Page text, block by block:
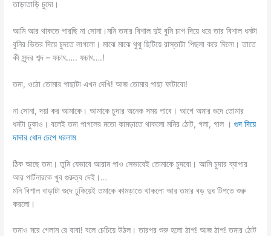
তাড়াতাড়ি চুদো।
আমি আর থাকতে পারছি না সোনা।মনি তমার বিশাল দুই বুনি চাপ দিয়ে ধরে তার বিশাল ধনটা
বুনির ভিতর দিয়ে চুদতে লাগলো। মাঝে মাঝে থুথু ছিটিয়ে রাস্তাটা পিছলা করে দিলো। তাতে
কী সুন্দর শব্দ – ফচাৎ….. ফচাৎ….!
তমা, ওঠো তোমার পাছাটা এখন দেখি! আজ তোমার পাছা ফাটাবো!
না সোনা, দয়া কর আমাকে। আমাকে চুদার অনেক সময় পাবে। আগে অমার গুদে তোমার
ধনটা ঢুকাও। বলেই তমা পাগলের মতো কামড়াতে থাকলো মনির ঠোট, গলা, গাল ।গুদ দিয়ে
দাদার ধোন চেপে ধরলাম
ঠিক আছে তমা। তুমি যেভাবে আরাম পাও সেভাবেই তোমাকে চুদবো। আমি চুদার ব্যাপার
আর পার্টনারকে খুব গুরুত্ব দেই।…
মনি বিশাল বাড়াটা গুদে ঢুকিয়েই তমাকে কামড়াতে থাকলো আর তমার বড় দুধ টিপতে শুরু
করলো।
তমাও মরে গেলাম রে বাবা! বলে চেচিয়ে উঠল। তারপর শুরু হলো ঠাপ! আজ ঠাপ! তমার ঠোট